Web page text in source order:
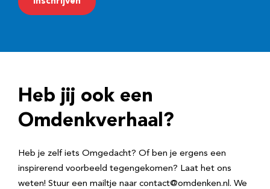
a
r
e
Heb jij ook een
Omdenkverhaal?
Heb je zelf iets Omgedacht? Of ben je ergens een
inspirerend voorbeeld tegengekomen? Laat het ons
weten! Stuur een mailtje naar contact@omdenken.nl. We